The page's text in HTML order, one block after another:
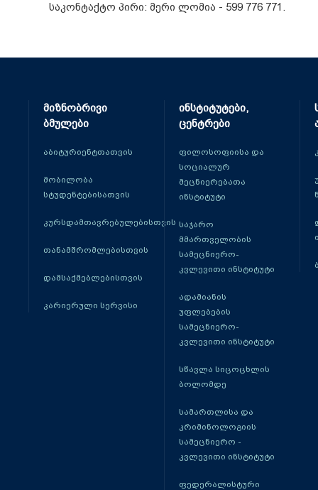
საკონტაქტო პირი: მერი ლომია - 599 776 771.
მიზნობრივი
ბმულები
აბიტურიენტთათვის
მობილობა
სტუდენტებისათვის
კურსდამთავრებულებისთვის
თანამშრომლებისთვის
დამსაქმებლებისთვის
კარიერული სერვისი
ინსტიტუტები,
ცენტრები
ფილოსოფიისა და
სოციალურ
მეცნიერებათა
ინსტიტუტი
საჯარო
მმართველობის
სამეცნიერო-
კვლევითი ინსტიტუტი
ადამიანის
უფლებების
სამეცნიერო-
კვლევითი ინსტიტუტი
სწავლა სიცოცხლის
ბოლომდე
სამართლისა და
კრიმინოლოგიის
სამეცნიერო -
კვლევითი ინსტიტუტი
ფედერალისტური